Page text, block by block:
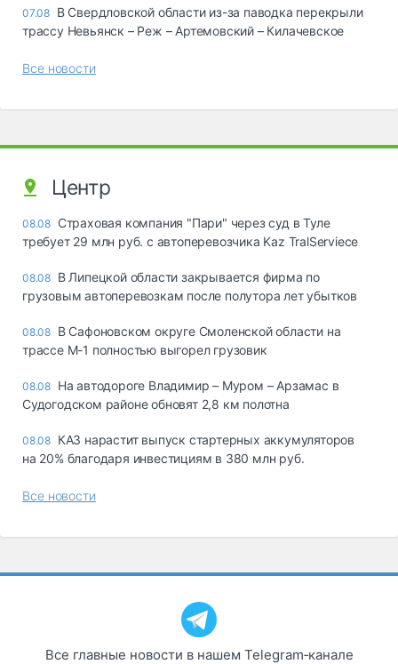
07.08 В Свердловской области из-за паводка перекрыли
трассу Невьянск – Реж – Артемовский – Килачевское
Все новости
Центр
08.08 Страховая компания "Пари" через суд в Туле
требует 29 млн руб. с автоперевозчика Kaz TralServiece
08.08 В Липецкой области закрывается фирма по
грузовым автоперевозкам после полутора лет убытков
08.08 В Сафоновском округе Смоленской области на
трассе М-1 полностью выгорел грузовик
08.08 На автодороге Владимир – Муром – Арзамас в
Судогодском районе обновят 2,8 км полотна
08.08 КАЗ нарастит выпуск стартерных аккумуляторов
на 20% благодаря инвестициям в 380 млн руб.
Все новости
Все главные новости в нашем Telegram‑канале